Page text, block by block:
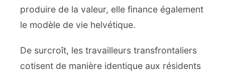
produire de la valeur, elle finance également
le modèle de vie helvétique.
De surcroît, les travailleurs transfrontaliers
cotisent de manière identique aux résidents